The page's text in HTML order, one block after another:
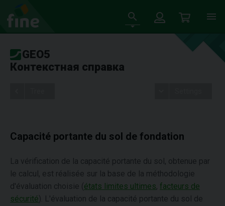
GEO5
Контекстная справка
Capacité portante du sol de fondation
La vérification de la capacité portante du sol, obtenue par
le calcul, est réalisée sur la base de la méthodologie
d'évaluation choisie ( états limites ultimes, facteurs de
sécurité). L'évaluation de la capacité portante du sol de